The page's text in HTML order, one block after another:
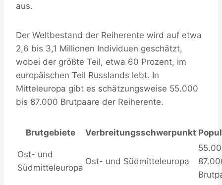
aus.
Der Weltbestand der Reiherente wird auf etwa
2,6 bis 3,1 Millionen Individuen geschätzt,
wobei der größte Teil, etwa 60 Prozent, im
europäischen Teil Russlands lebt. In
Mitteleuropa gibt es schätzungsweise 55.000
bis 87.000 Brutpaare der Reiherente.
Brutgebiete Verbreitungsschwerpunkt
Ost- und
Südmitteleuropa
Ost- und Südmitteleuropa